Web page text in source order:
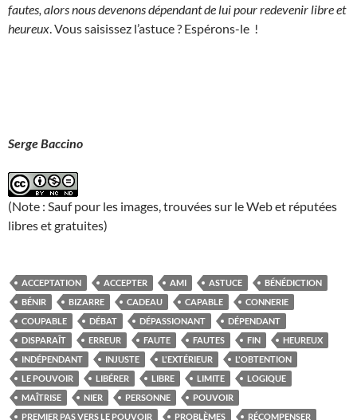
fautes, alors nous devenons dépendant de lui pour redevenir libre et
heureux . Vous saisissez l’astuce ? Espérons-le !
Serge Baccino
(Note : Sauf pour les images, trouvées sur le Web et réputées
libres et gratuites)
ACCEPTATION ACCEPTER AMI ASTUCE
BÉNÉDICTION
BÉNIR
BIZARRE CADEAU CAPABLE
CONNERIE
COUPABLE
DÉBAT DÉPASSIONANT
DÉPENDANT
DISPARAÎT
ERREUR FAUTE FAUTES FIN
HEUREUX
INDÉPENDANT
INJUSTE L'EXTÉRIEUR
L'OBTENTION
LE POUVOIR
LIBÉRER LIBRE LIMITE
LOGIQUE
MAÎTRISE
NIER PERSONNE
POUVOIR
PREMIER PAS VERS LE POUVOIR
PROBLÈMES RÉCOMPENSER